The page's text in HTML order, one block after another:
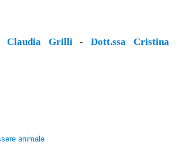
Claudia Grilli-Dott.ssa Cristina
animale